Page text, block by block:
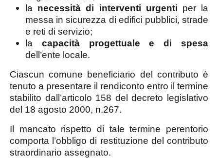
la necessità di interventi urgenti per la
messa in sicurezza di edifici pubblici, strade
e reti di servizio;
la capacità progettuale e di spesa
dell’ente locale.
Ciascun comune beneficiario del contributo è
tenuto a presentare il rendiconto entro il termine
stabilito dall’articolo 158 del decreto legislativo
del 18 agosto 2000, n.267.
Il mancato rispetto di tale termine perentorio
comporta l’obbligo di restituzione del contributo
straordinario assegnato.